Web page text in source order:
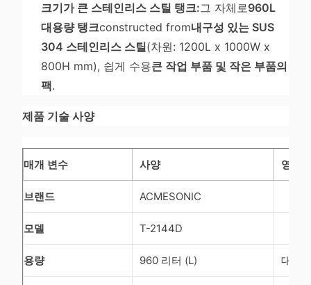
크기가 큰 스테인리스 스틸 탱크:그 자체로960L
대용량 탱크constructed from내구성 있는 SUS
304 스테인리스 스틸(차원: 1200L x 1000W x
800H mm), 쉽게 수용큰 작업 부품 및 작은 부품의
팩.
제품 기술 사양
매개 변수 사양 영어
브랜드 ACMESONIC
모델 T-2144D
용량 960 리터 (L) 대용